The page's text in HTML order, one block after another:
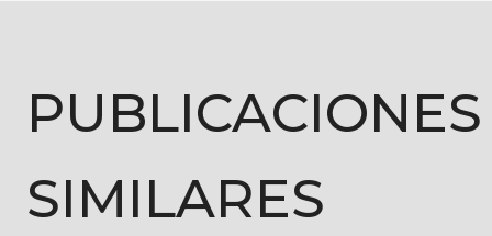
PUBLICACIONES
SIMILARES